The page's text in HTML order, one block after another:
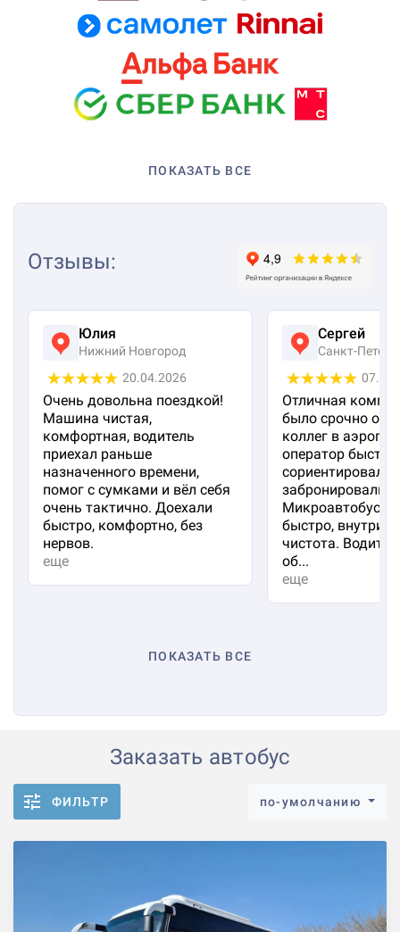
ПОКАЗАТЬ ВСЕ
Отзывы:
Юлия
Нижний Новгород
20.04.2026
Очень довольна поездкой!
Машина чистая,
комфортная, водитель
приехал раньше
назначенного времени,
помог с сумками и вёл себя
очень тактично. Доехали
быстро, комфортно, без
нервов.
еще
Сергей
Санкт-
Отличная
было срочно
коллег в
оператор быстро
сориентировал и
забронировали
Микроавтобус
быстро, внутри
чистота.
об...
еще
ПОКАЗАТЬ ВСЕ
Заказать автобус
ФИЛЬТР по-умолчанию